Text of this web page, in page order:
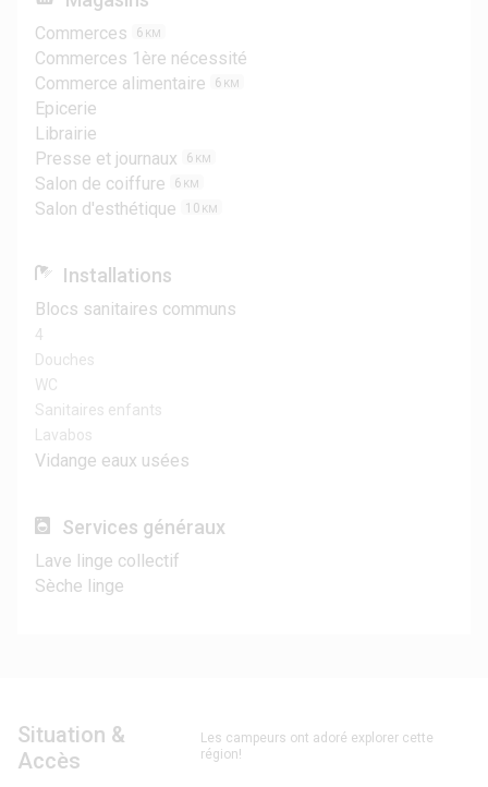
Commerces 6 KM
Commerces 1ère nécessité
Commerce alimentaire
6 KM
Epicerie
Librairie
Presse et journaux
6 KM
Salon de coiffure 6 KM
Salon d'esthétique 10 KM
Installations
Blocs sanitaires communs
4
Douches
WC
Sanitaires enfants
Lavabos
Vidange eaux usées
Services généraux
Lave linge collectif
Sèche linge
Situation &
Accès
Les campeurs ont adoré explorer cette
région!